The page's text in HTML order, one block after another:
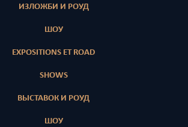
ИЗЛОЖБИ И РОУД
ШОУ
EXPOSITIONS ET ROAD
SHOWS
ВЫСТАВОК И РОУД
ШОУ